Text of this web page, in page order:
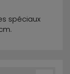
spéciaux